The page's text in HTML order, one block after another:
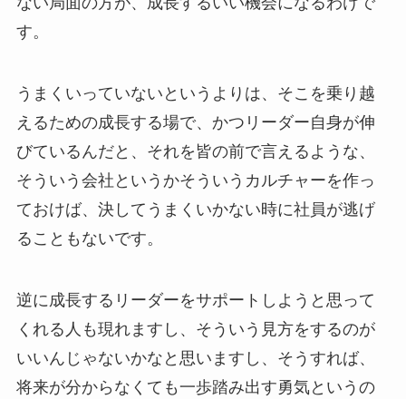
す。
うまくいっていないというよりは、そこを乗り越
えるための成長する場で、かつリーダー自身が伸
びているんだと、それを皆の前で言えるような、
そういう会社というかそういうカルチャーを作っ
ておけば、決してうまくいかない時に社員が逃げ
ることもないです。
逆に成長するリーダーをサポートしようと思って
くれる人も現れますし、そういう見方をするのが
いいんじゃないかなと思いますし、そうすれば、
将来が分からなくても一歩踏み出す勇気というの